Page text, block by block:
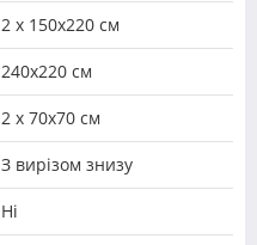
2 х 150х220 см
240х220 см
2 х 70х70 см
З вирізом знизу
Ні